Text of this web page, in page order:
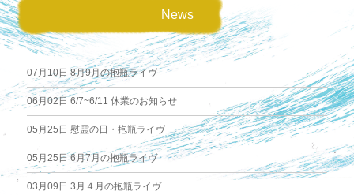
News
07月10日 8月9月の抱瓶ライヴ
06月02日6/7~6/11 休業のお知らせ
05月25日 慰霊の日・抱瓶ライヴ
05月25日6月7月の抱瓶ライヴ
03月09日 3月４月の抱瓶ライヴ